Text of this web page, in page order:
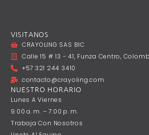
VISITANOS
CRAYOLING SAS BIC
Calle 15 # 13 - 41, Funza Centro,
+57 321 244 3410
contacto@crayoling.com
NUESTRO HORARIO
Lunes A ‎Viernes
9:00 A. M. – 7:00 P. M.
Trabaja Con Nosotros